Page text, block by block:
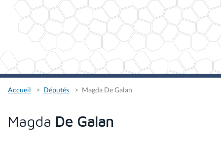
Accueil Députés Magda De Galan
Magda De Galan